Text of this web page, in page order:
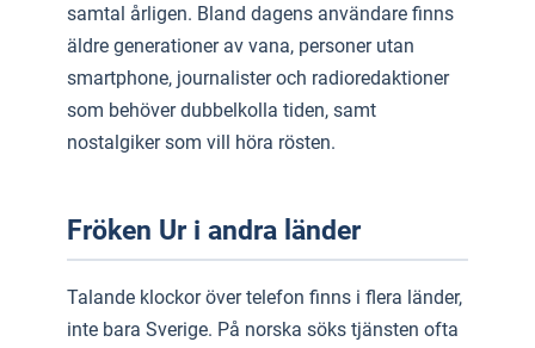
samtal årligen. Bland dagens användare finns
äldre generationer av vana, personer utan
smartphone, journalister och radioredaktioner
som behöver dubbelkolla tiden, samt
nostalgiker som vill höra rösten.
Fröken Ur i andra länder
Talande klockor över telefon finns i flera länder,
inte bara Sverige. På norska söks tjänsten ofta